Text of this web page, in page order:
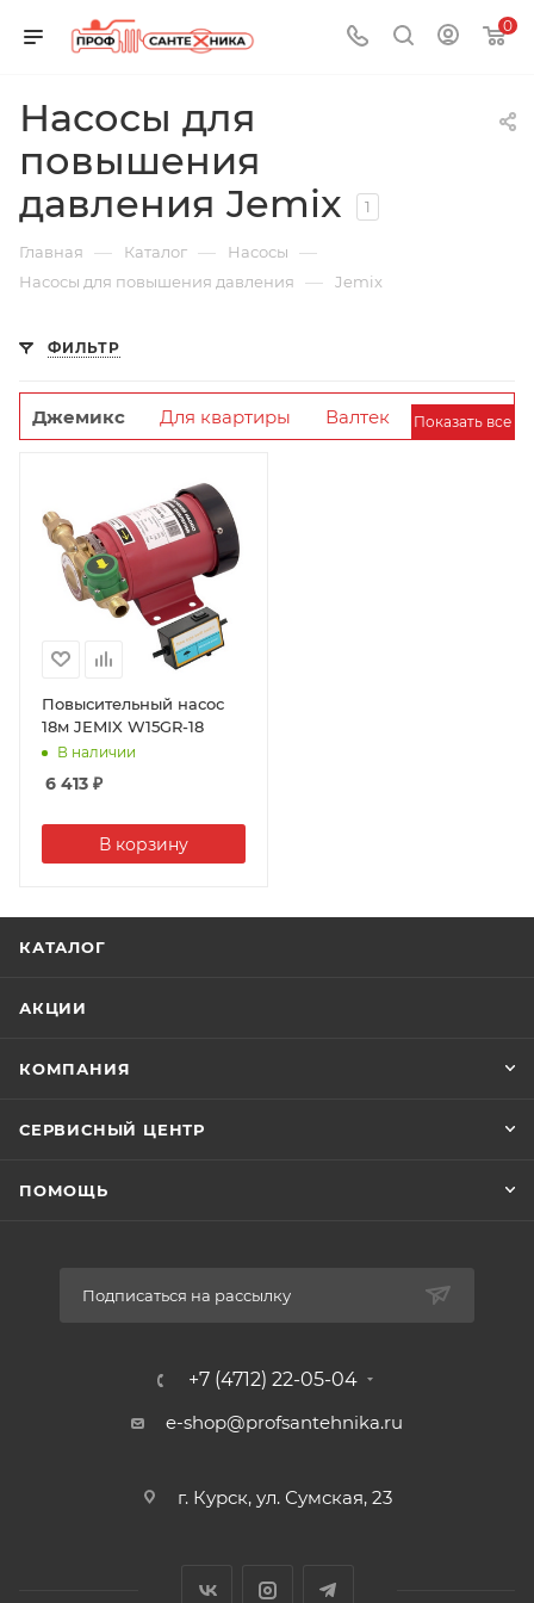
0
Насосы для
повышения
давления Jemix
1
Главная — Каталог — Насосы —
Насосы для повышения давления — Jemix
ФИЛЬТР
Джемикс Для квартиры
Валтек
Показать все
Повысительный насос
18м JEMIX W15GR-18
В наличии
6 413 ₽
В корзину
КАТАЛОГ
АКЦИИ
КОМПАНИЯ
СЕРВИСНЫЙ ЦЕНТР
ПОМОЩЬ
Подписаться на рассылку
+7 (4712) 22-05-04
e-shop@profsantehnika.ru
г. Курск, ул. Сумская, 23